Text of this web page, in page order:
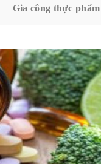
Gia công thực